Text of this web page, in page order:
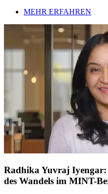
MEHR ERFAHREN
Radhika Yuvraj
des Wandels im MINT-